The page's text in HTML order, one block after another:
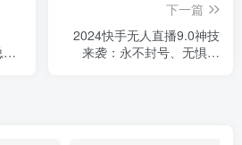
下一篇
2024快手无人直播9.0神技
来袭：永不封号、无惧版